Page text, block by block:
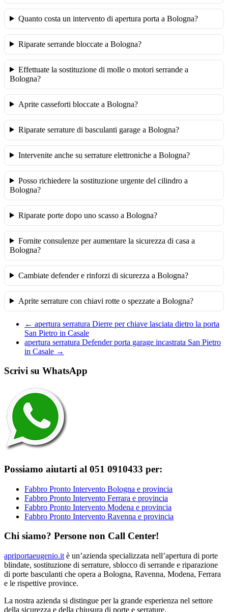
Quanto costa un intervento di apertura porta a Bologna?
Riparate serrande bloccate a Bologna?
Effettuate la sostituzione di molle o motori serrande a
Bologna?
Aprite casseforti bloccate a Bologna?
Riparate serrature di basculanti garage a Bologna?
Intervenite anche su serrature elettroniche a Bologna?
Posso richiedere la sostituzione urgente del cilindro a
Bologna?
Riparate porte dopo uno scasso a Bologna?
Fornite consulenze per aumentare la sicurezza di casa a
Bologna?
Cambiate defender e rinforzi di sicurezza a Bologna?
Aprite serrature con chiavi rotte o spezzate a Bologna?
← apertura serratura Dierre per chiave lasciata dietro la porta
San Pietro in Casale
apertura serratura Defender porta garage incastrata San Pietro
in Casale →
Scrivi su WhatsApp
Possiamo aiutarti al 051 0910433 per:
Fabbro Pronto Intervento Bologna e provincia
Fabbro Pronto Intervento Ferrara e provincia
Fabbro Pronto Intervento Modena e provincia
Fabbro Pronto Intervento Ravenna e provincia
Chi siamo? Persone non Call Center!
apriportaeugenio.it è un’azienda specializzata nell’apertura di porte
blindate, sostituzione di serrature, sblocco di serrande e riparazione
di porte basculanti che opera a Bologna, Ravenna, Modena, Ferrara
e le rispettive province.
La nostra azienda si distingue per la grande esperienza nel settore
della sicurezza e della chiusura di porte e serrature.